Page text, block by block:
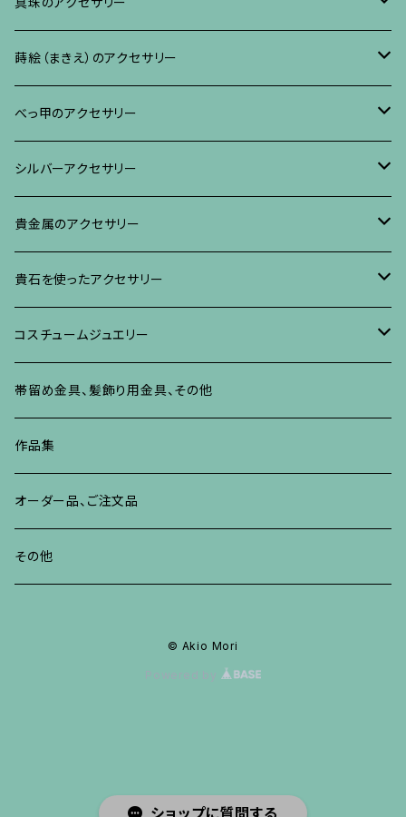
ショップに質問する
リング
ブレスレット・バングル、その他
ネックレス、ペンダント
ブレスレット、その他
イヤリング・ピアス
ネックレス、ペンダント
リング
ブレスレット、その他
ブローチ
イヤリング・ピアス
ネックレス、ペンダント
リング
ブレスレット、その他
蒔絵（まきえ）のアクセサリー
べっ甲に蒔絵のアクセサリー
ブローチ
イヤリング・ピアス
真珠に蒔絵のアクセサリー
ブローチ
イヤリング、ピアス
水晶に蒔絵のアクセサリー
ブローチ
イヤリング、ピアス
朴の木やポプラに蒔絵のアクセサリー
ブローチ
イヤリング・ピアス
その他の蒔絵のアクセサリー
べっ甲のアクセサリー
ブローチ
イヤリング、ピアス
ネックレス、ペンダント
リング
ブレスレット、バングル、その他
シルバーアクセサリー
ブローチ
イヤリング、ピアス
ネックレス、ペンダント
リング
ブレスレット、バングル、その他
貴金属のアクセサリー
ブローチ
イヤリング、ピアス
ネックレス、ペンダント
ブレスレット、その他
リング
貴石を使ったアクセサリー
ブローチ
イヤリング、ピアス
ネックレス、ペンダント
リング
ブレスレット、バングル
コスチュームジュエリー
ブローチ
イヤリング、ピアス
ネックレス、ペンダント
リング
帯留め金具、髪飾り用金具、その他
作品集
オーダー品、ご注文品
その他
© Akio Mori
Powered by